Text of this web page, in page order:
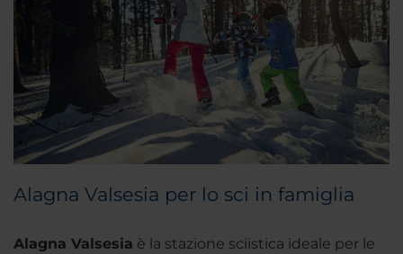
Alagna Valsesia per lo sci in famiglia
Alagna Valsesia è la stazione sciistica ideale per le